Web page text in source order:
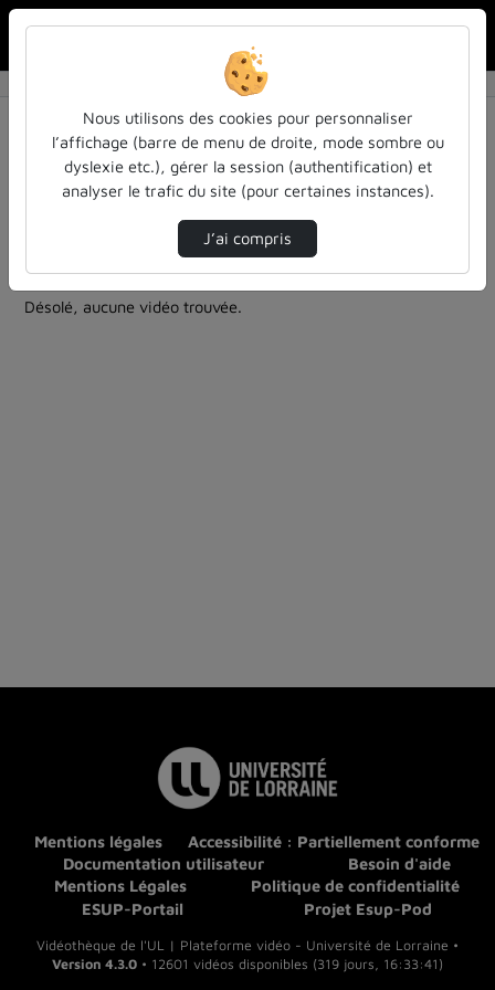
Résultats de la recherche
Filtres actifs (cliquer pour en retirer) :
colloques-et-conferences
informatique
cycle-sciences-et-societe
0 vidéo trouvée
Désolé, aucune vidéo trouvée.
Mentions légales
Accessibilité : Partiellement conforme
Documentation utilisateur
Besoin d'aide
Mentions Légales
Politique de confidentialité
ESUP-Portail
Projet Esup-Pod
Vidéothèque de l'UL | Plateforme vidéo - Université de Lorraine •
Version 4.3.0 • 12601 vidéos disponibles (319 jours, 16:33:41)
Nous utilisons des cookies pour personnaliser
l’affichage (barre de menu de droite, mode sombre ou
dyslexie etc.), gérer la session (authentification) et
analyser le trafic du site (pour certaines instances).
J’ai compris